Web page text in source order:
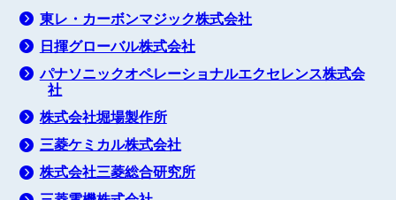
東レ・カーボンマジック株式会社
日揮グローバル株式会社
パナソニックオペレーショナルエクセレンス株式会
社
株式会社堀場製作所
三菱ケミカル株式会社
株式会社三菱総合研究所